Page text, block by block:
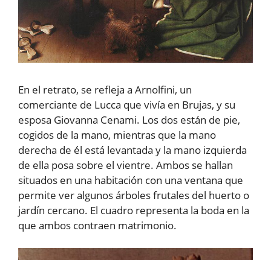
En el retrato, se refleja a Arnolfini, un
comerciante de Lucca que vivía en Brujas, y su
esposa Giovanna Cenami. Los dos están de pie,
cogidos de la mano, mientras que la mano
derecha de él está levantada y la mano izquierda
de ella posa sobre el vientre. Ambos se hallan
situados en una habitación con una ventana que
permite ver algunos árboles frutales del huerto o
jardín cercano. El cuadro representa la boda en la
que ambos contraen matrimonio.